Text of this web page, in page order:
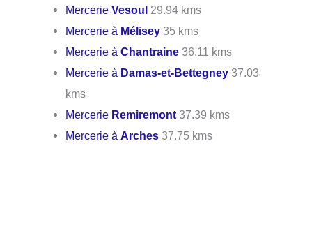
MercerieVesoul 29.94 kms
Mercerie à Mélisey 35 kms
Mercerie àChantraine 36.11 kms
Mercerie à Damas-et-Bettegney 37.03
kms
Mercerie Remiremont 37.39 kms
Mercerie àArches 37.75 kms